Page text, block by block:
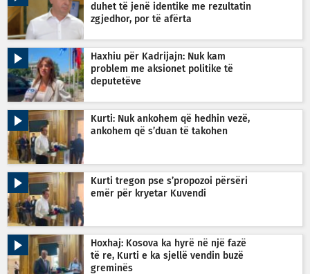
duhet të jenë identike me rezultatin
zgjedhor, por të afërta
Haxhiu për Kadrijajn: Nuk kam
problem me aksionet politike të
deputetëve
Kurti: Nuk ankohem që hedhin vezë,
ankohem që s’duan të takohen
Kurti tregon pse s’propozoi përsëri
emër për kryetar Kuvendi
Hoxhaj: Kosova ka hyrë në një fazë
të re, Kurti e ka sjellë vendin buzë
greminës